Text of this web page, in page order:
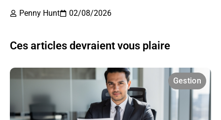
Penny Hunt
02/08/2026
Ces articles devraient vous plaire
Gestion